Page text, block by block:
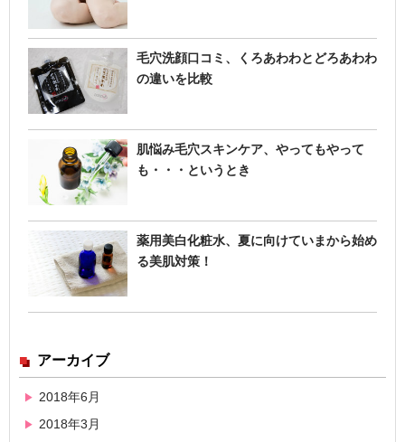
毛穴洗顔口コミ、くろあわわとどろあわわ
の違いを比較
肌悩み毛穴スキンケア、やってもやって
も・・・というとき
薬用美白化粧水、夏に向けていまから始め
る美肌対策！
アーカイブ
2018年6月
2018年3月